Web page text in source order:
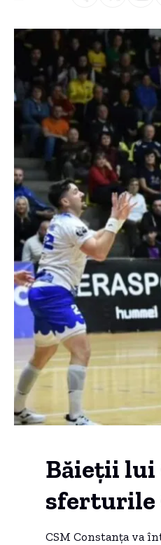
Băieții lui
sferturile
CSM Constanța va